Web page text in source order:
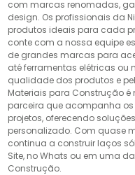
com marcas renomadas,
design. Os profissionais da
produtos ideais para cada
conte com a nossa equipe
de grandes marcas para
até ferramentas elétricas ou
qualidade dos produtos e
Materiais para Construção
parceira que acompanha
projetos, oferecendo
personalizado. Com quase
continua a construir laços
Site, no Whats ou em uma
Construção.